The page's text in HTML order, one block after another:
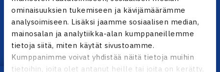
ominaisuuksien tukemiseen ja kävijämäärämme
analysoimiseen. Lisäksi jaamme sosiaalisen median,
mainosalan ja analytiikka-alan kumppaneillemme
tietoja siitä, miten käytät sivustoamme.
Kumppanimme voivat yhdistää näitä tietoja muihin
tietoihin, joita olet antanut heille tai joita on kerätty,
YHTEYSTIEDOT